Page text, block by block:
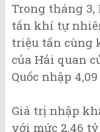
Trong tháng 3,
tấn khí tự
triệu tấn cùng
của Hải quan
Quốc nhập
Giá trị nhập
với mức 2,46